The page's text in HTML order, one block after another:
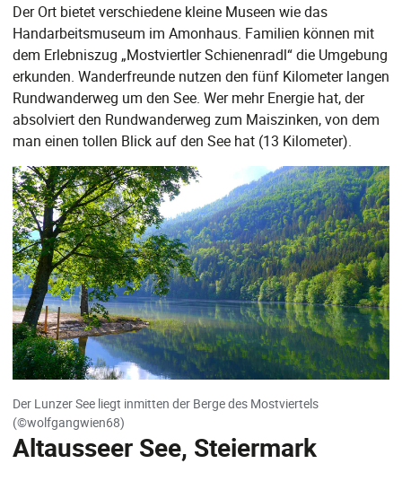
Der Ort bietet verschiedene kleine Museen wie das
Handarbeitsmuseum im Amonhaus. Familien können mit
dem Erlebniszug „Mostviertler Schienenradl“ die Umgebung
erkunden. Wanderfreunde nutzen den fünf Kilometer langen
Rundwanderweg um den See. Wer mehr Energie hat, der
absolviert den Rundwanderweg zum Maiszinken, von dem
man einen tollen Blick auf den See hat (13 Kilometer).
Der Lunzer See liegt inmitten der Berge des Mostviertels
(©wolfgangwien68)
Altausseer See, Steiermark